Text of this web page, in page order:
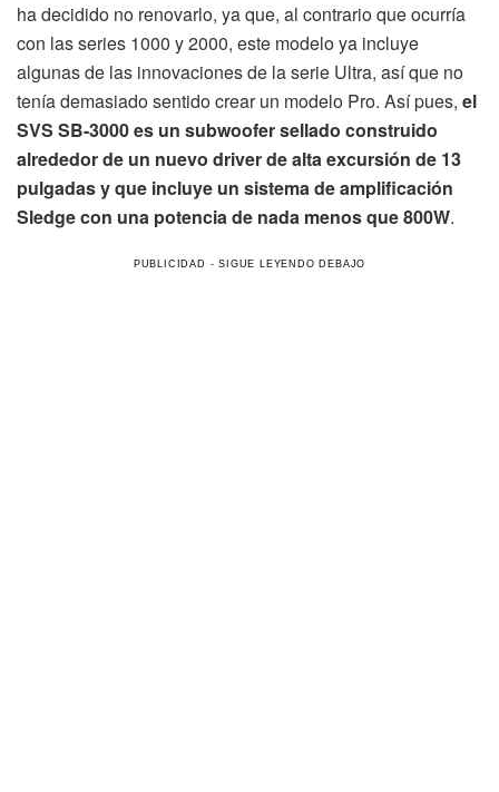
ha decidido no renovarlo, ya que, al contrario que ocurría
con las series 1000 y 2000, este modelo ya incluye
algunas de las innovaciones de la serie Ultra, así que no
tenía demasiado sentido crear un modelo Pro. Así pues, el
SVS SB-3000 es un subwoofer sellado construido
alrededor de un nuevo driver de alta excursión de 13
pulgadas y que incluye un sistema de amplificación
Sledge con una potencia de nada menos que 800W.